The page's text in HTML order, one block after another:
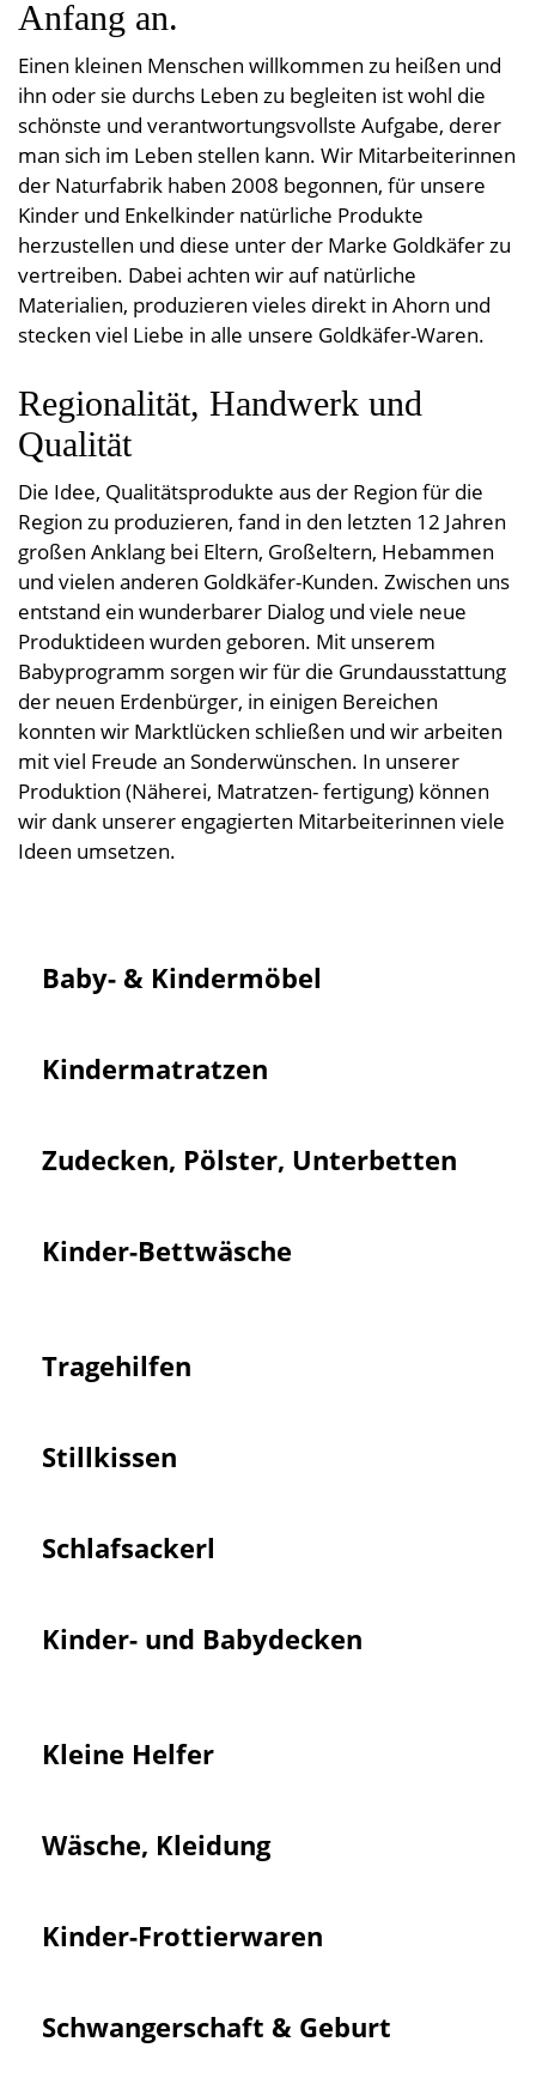
Zudecken, Polster, Unterbetten
Wäsche, Kleidung
Kinder-Frottierwaren
Schwangerschaft und Geburt
Lauflernpatscherl
Naturkinderwagen
Spielwaren
Startpakete
Entspannungskissen
Duft- & Kräuterkissen
Sitzauflagen
Taschentücher
Geschenkideen
Schürzen
Tischwäsche
Handtücher
Duschtücher
Waschlappen
Frotteeturban
Saunatücher
Strandtücher
Bademäntel
Badevorleger
Anfang an.
Einen kleinen Menschen willkommen zu heißen und
ihn oder sie durchs Leben zu begleiten ist wohl die
schönste und verantwortungs­vollste Aufgabe, derer
man sich im Leben stellen kann. Wir Mitarbeiter­innen
der Naturfabrik haben 2008 begonnen, für unsere
Kinder und Enkelkinder natürliche Produkte
herzustellen und diese unter der Marke Goldkäfer zu
vertreiben. Dabei achten wir auf natürliche
Materialien, produzieren vieles direkt in Ahorn und
stecken viel Liebe in alle unsere Goldkäfer-Waren.
Regionalität, Handwerk und
Qualität
Die Idee, Qualitätsprodukte aus der Region für die
Region zu produzieren, fand in den letzten 12 Jahren
großen Anklang bei Eltern, Großeltern, Hebammen
und vielen anderen Goldkäfer-Kunden. Zwischen uns
entstand ein wunderbarer Dialog und viele neue
Produktideen wurden geboren. Mit unserem
Babyprogramm sorgen wir für die Grundausstattung
der neuen Erdenbürger, in einigen Bereichen
konnten wir Marktlücken schließen und wir arbeiten
mit viel Freude an Sonderwünschen. In unserer
Produktion (Näherei, Matratzen- fertigung) können
wir dank unserer engagierten Mitarbeiterinnen viele
Ideen umsetzen.
Baby- & Kinder­möbel
Kinder­matratzen
Zudecken, Pölster, Unter­betten
Kinder-Bettwäsche
Trage­hilfen
Still­kissen
Schlaf­sackerl
Kinder- und Babydecken
Kleine Helfer
Wäsche, Kleidung
Kinder-Frottier­waren
Schwanger­schaft & Geburt